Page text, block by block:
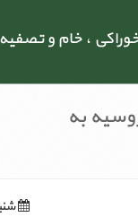
، خام و تصفیه
به
شنبه ۰۲